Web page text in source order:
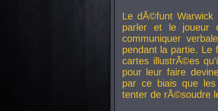
Le dÃ©funt Warwick
parler et le joueur
communiquer
pendant la partie. Le
cartes illustrÃ©es
pour leur faire
par ce biais que
tenter de rÃ©soudre